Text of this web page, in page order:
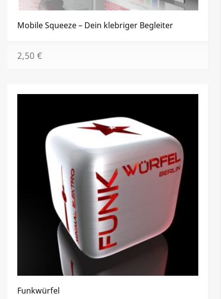
Mobile Squeeze – Dein klebriger Begleiter
2,50 €
Funkwürfel